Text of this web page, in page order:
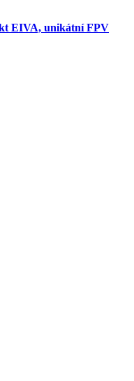
EIVA, unikátní FPV